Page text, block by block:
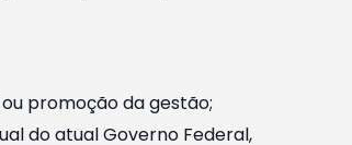
promoção da gestão;
do atual Governo Federal,